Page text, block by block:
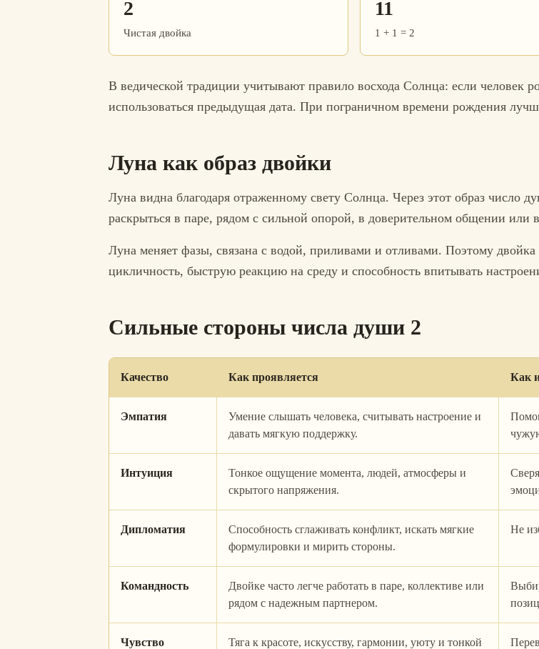
2
Чистая двойка
11
1 + 1 = 2
В ведической традиции учитывают правило восхода Солнца: если человек
использоваться предыдущая дата. При пограничном времени рождения
Луна как образ двойки
Луна видна благодаря отраженному свету Солнца. Через этот образ число
раскрыться в паре, рядом с сильной опорой, в доверительном общении или
Луна меняет фазы, связана с водой, приливами и отливами. Поэтому двойка
цикличность, быструю реакцию на среду и способность впитывать
Сильные стороны числа души 2
Качество Как проявляется Как
Эмпатия
Умение слышать человека, считывать настроение и
давать мягкую поддержку.
Интуиция
Тонкое ощущение момента, людей, атмосферы и
скрытого напряжения.
Дипломатия
Способность сглаживать конфликт, искать мягкие
формулировки и мирить стороны.
Не
Командность
Двойке часто легче работать в паре, коллективе или
рядом с надежным партнером.
Чувство
Тяга к красоте, искусству, гармонии, уюту и тонкой